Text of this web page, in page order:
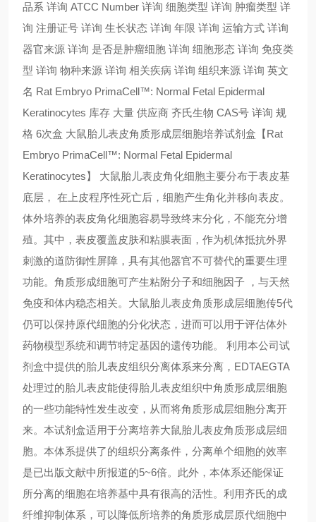
品系 详询 ATCC Number 详询 细胞类型 详询 肿瘤类型 详
询 注册证号 详询 生长状态 详询 年限 详询 运输方式 详询
器官来源 详询 是否是肿瘤细胞 详询 细胞形态 详询 免疫类
型 详询 物种来源 详询 相关疾病 详询 组织来源 详询 英文
名 Rat Embryo PrimaCell™: Normal Fetal Epidermal
Keratinocytes 库存 大量 供应商 齐氏生物 CAS号 详询 规
格 6次盒 大鼠胎儿表皮角质形成层细胞培养试剂盒【Rat
Embryo PrimaCell™: Normal Fetal Epidermal
Keratinocytes】 大鼠胎儿表皮角化细胞主要分布于表皮基
底层， 在上皮程序性死亡后，细胞产生角化并移向表皮。
体外培养的表皮角化细胞容易导致终末分化，不能充分增
殖。其中，表皮覆盖皮肤和粘膜表面，作为机体抵抗外界
刺激的道防御性屏障，具有其他器官不可替代的重要生理
功能。角质形成细胞可产生粘附分子和细胞因子 ，与天然
免疫和体内稳态相关。大鼠胎儿表皮角质形成层细胞传5代
仍可以保持原代细胞的分化状态，进而可以用于评估体外
药物模型系统和调节特定基因的遗传功能。 利用本公司试
剂盒中提供的胎儿表皮组织分离体系来分离，EDTAEGTA
处理过的胎儿表皮能使得胎儿表皮组织中角质形成层细胞
的一些功能特性发生改变，从而将角质形成层细胞分离开
来。本试剂盒适用于分离培养大鼠胎儿表皮角质形成层细
胞。本体系提供了的组织分离条件，分离单个细胞的效率
是已出版文献中所报道的5~6倍。此外，本体系还能保证
所分离的细胞在培养基中具有很高的活性。利用齐氏的成
纤维抑制体系，可以降低所培养的角质形成层原代细胞中